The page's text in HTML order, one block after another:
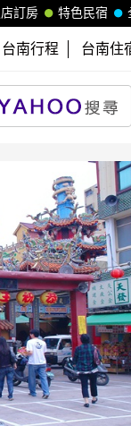
特色民宿
訂房
台南行程 台南住